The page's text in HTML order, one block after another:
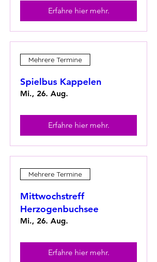
Erfahre hier mehr.
Mehrere Termine
Spielbus Kappelen
Mi., 26. Aug.
Erfahre hier mehr.
Mehrere Termine
Mittwochstreff
Herzogenbuchsee
Mi., 26. Aug.
Erfahre hier mehr.